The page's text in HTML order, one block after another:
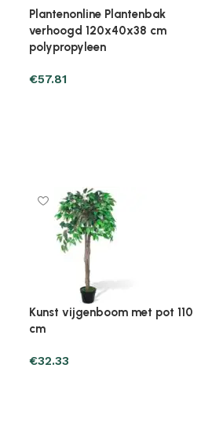
Plantenonline Plantenbak
verhoogd 120x40x38 cm
polypropyleen
€48.99
Kunst vijgenboom met pot 110
cm
€32.33